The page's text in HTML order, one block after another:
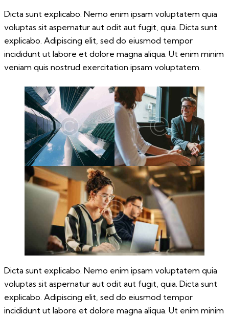
Dicta sunt explicabo. Nemo enim ipsam voluptatem quia
voluptas sit aspernatur aut odit aut fugit, quia. Dicta sunt
explicabo. Adipiscing elit, sed do eiusmod tempor
incididunt ut labore et dolore magna aliqua. Ut enim minim
veniam quis nostrud exercitation ipsam voluptatem.
Dicta sunt explicabo. Nemo enim ipsam voluptatem quia
voluptas sit aspernatur aut odit aut fugit, quia. Dicta sunt
explicabo. Adipiscing elit, sed do eiusmod tempor
incididunt ut labore et dolore magna aliqua. Ut enim minim